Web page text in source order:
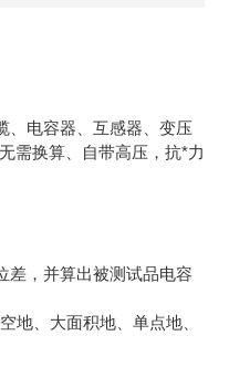
、电容器、互感器、变压
需换算、自带高压，抗*力
差，并算出被测试品电容
地、大面积地、单点地、